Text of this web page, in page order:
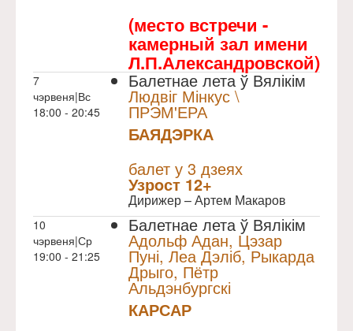
(место встречи -
камерный зал имени
Л.П.Александровской)
7
чэрвеня|Вс
18:00 - 20:45
Балетнае лета ў Вялікім
Людвіг Мінкус \
ПРЭМ'ЕРА
БАЯДЭРКА
балет у 3 дзеях
Узрoст 12+
Дирижер – Артем Макаров
10
чэрвеня|Ср
19:00 - 21:25
Балетнае лета ў Вялікім
Адольф Адан, Цэзар
Пуні, Леа Дэліб, Рыкарда
Дрыго, Пётр
Альдэнбургскі
КАРСАР